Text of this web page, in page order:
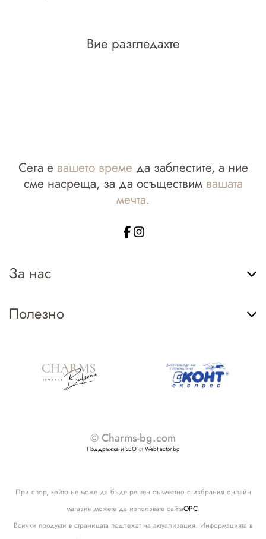
Вие разгледахте
Сега е вашето време да заблестите, а ние
сме насреща, за да осъществим вашата
мечта.
За нас
Полезно
© Charms-bg.com
Поддръжка и SEOот WebFactor.bg
При спор, който не може да бъде решен съвместно с избрания онлайн
магазин,можете да използвате сайтаОРС.
Всички продукти в страницата подлежат на актуализация. Информацията в